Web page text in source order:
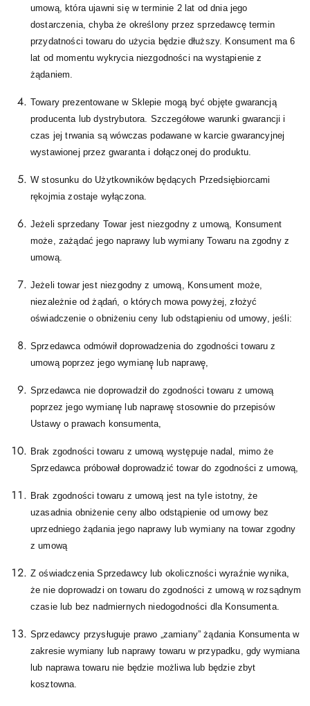
umową, która ujawni się w terminie 2 lat od dnia jego
dostarczenia, chyba że określony przez sprzedawcę termin
przydatności towaru do użycia będzie dłuższy. Konsument ma 6
lat od momentu wykrycia niezgodności na wystąpienie z
żądaniem.
Towary prezentowane w Sklepie mogą być objęte gwarancją
producenta lub dystrybutora. Szczegółowe warunki gwarancji i
czas jej trwania są wówczas podawane w karcie gwarancyjnej
wystawionej przez gwaranta i dołączonej do produktu.
W stosunku do Użytkowników będących Przedsiębiorcami
rękojmia zostaje wyłączona.
Jeżeli sprzedany Towar jest niezgodny z umową, Konsument
może, zażądać jego naprawy lub wymiany Towaru na zgodny z
umową.
Jeżeli towar jest niezgodny z umową, Konsument może,
niezależnie od żądań, o których mowa powyżej, złożyć
oświadczenie o obniżeniu ceny lub odstąpieniu od umowy, jeśli:
Sprzedawca odmówił doprowadzenia do zgodności towaru z
umową poprzez jego wymianę̨ lub naprawę̨,
Sprzedawca nie doprowadził do zgodności towaru z umową
poprzez jego wymianę̨ lub naprawę̨ stosownie do przepisów
Ustawy o prawach konsumenta,
Brak zgodności towaru z umową występuje nadal, mimo że
Sprzedawca próbował doprowadzić towar do zgodności z umową,
Brak zgodności towaru z umową jest na tyle istotny, że
uzasadnia obniżenie ceny albo odstąpienie od umowy bez
uprzedniego żądania jego naprawy lub wymiany na towar zgodny
z umową
Z oświadczenia Sprzedawcy lub okoliczności wyraźnie wynika,
że nie doprowadzi on towaru do zgodności z umową w rozsądnym
czasie lub bez nadmiernych niedogodności dla Konsumenta.
Sprzedawcy przysługuje prawo „zamiany” żądania Konsumenta w
zakresie wymiany lub naprawy towaru w przypadku, gdy wymiana
lub naprawa towaru nie będzie możliwa lub będzie zbyt
kosztowna.